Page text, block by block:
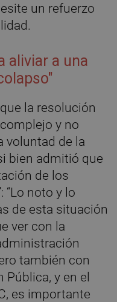
un refuerzo
aliviar a una
la resolución
y no
voluntad de la
bien admitió que
de los
“Lo noto y lo
de esta situación
ver con la
también con
Pública, y en el
es importante